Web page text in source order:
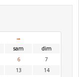
→
sam
dim
6
7
13
14